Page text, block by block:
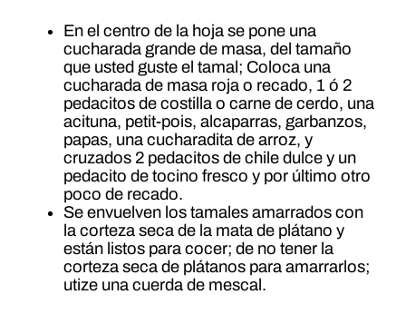
En el centro de la hoja se pone una
cucharada grande de masa, del tamaño
que usted guste el tamal; Coloca una
cucharada de masa roja o recado, 1 ó 2
pedacitos de costilla o carne de cerdo, una
acituna, petit-pois, alcaparras, garbanzos,
papas, una cucharadita de arroz, y
cruzados 2 pedacitos de chile dulce y un
pedacito de tocino fresco y por último otro
poco de recado.
Se envuelven los tamales amarrados con
la corteza seca de la mata de plátano y
están listos para cocer; de no tener la
corteza seca de plátanos para amarrarlos;
utize una cuerda de mescal.